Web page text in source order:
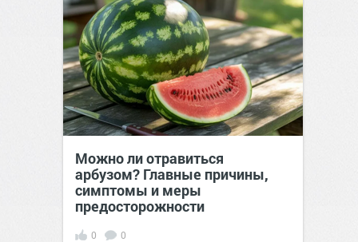
Можно ли отравиться
арбузом? Главные причины,
симптомы и меры
предосторожности
0 0